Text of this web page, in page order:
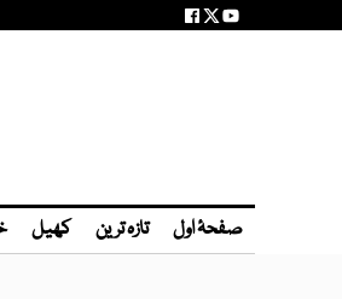
صفحۂ اول تازہ ترین کھیل